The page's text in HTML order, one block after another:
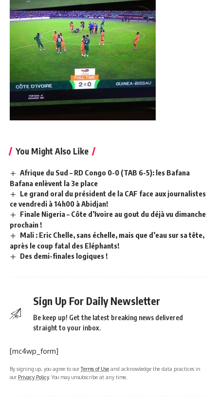
You Might Also Like
Afrique du Sud – RD Congo 0-0 (TAB 6-5): les Bafana
Bafana enlèvent la 3e place
Le grand oral du président de la CAF face aux journalistes
ce vendredi à 14h00 à Abidjan!
Finale Nigeria – Côte d’Ivoire au gout du déjà vu dimanche
prochain !
Mali : Eric Chelle, sans échelle, mais que d’eau sur sa tête,
après le coup fatal des Eléphants!
Des demi-finales logiques !
Sign Up For Daily Newsletter
Be keep up! Get the latest breaking news delivered
straight to your inbox.
[mc4wp_form]
By signing up, you agree to ourTerms of Use and acknowledge the data practices in
our Privacy Policy. You may unsubscribe at any time.